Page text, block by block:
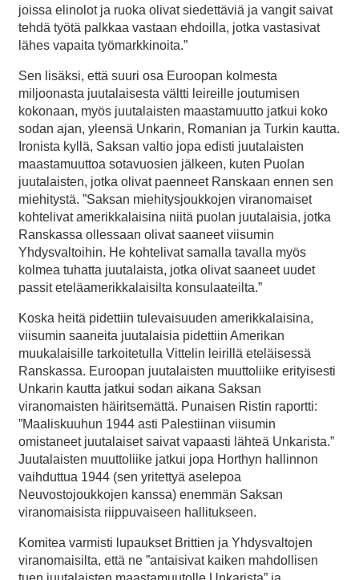
joissa elinolot ja ruoka olivat siedettäviä ja vangit saivat
tehdä työtä palkkaa vastaan ehdoilla, jotka vastasivat
lähes vapaita työmarkkinoita.”
Sen lisäksi, että suuri osa Euroopan kolmesta
miljoonasta juutalaisesta vältti leireille joutumisen
kokonaan, myös juutalaisten maastamuutto jatkui koko
sodan ajan, yleensä Unkarin, Romanian ja Turkin kautta.
Ironista kyllä, Saksan valtio jopa edisti juutalaisten
maastamuuttoa sotavuosien jälkeen, kuten Puolan
juutalaisten, jotka olivat paenneet Ranskaan ennen sen
miehitystä. ”Saksan miehitysjoukkojen viranomaiset
kohtelivat amerikkalaisina niitä puolan juutalaisia, jotka
Ranskassa ollessaan olivat saaneet viisumin
Yhdysvaltoihin. He kohtelivat samalla tavalla myös
kolmea tuhatta juutalaista, jotka olivat saaneet uudet
passit eteläamerikkalaisilta konsulaateilta.”
Koska heitä pidettiin tulevaisuuden amerikkalaisina,
viisumin saaneita juutalaisia pidettiin Amerikan
muukalaisille tarkoitetulla Vittelin leirillä eteläisessä
Ranskassa. Euroopan juutalaisten muuttoliike erityisesti
Unkarin kautta jatkui sodan aikana Saksan
viranomaisten häiritsemättä. Punaisen Ristin raportti:
”Maaliskuuhun 1944 asti Palestiinan viisumin
omistaneet juutalaiset saivat vapaasti lähteä Unkarista.”
Juutalaisten muuttoliike jatkui jopa Horthyn hallinnon
vaihduttua 1944 (sen yritettyä aselepoa
Neuvostojoukkojen kanssa) enemmän Saksan
viranomaisista riippuvaiseen hallitukseen.
Komitea varmisti lupaukset Brittien ja Yhdysvaltojen
viranomaisilta, että ne ”antaisivat kaiken mahdollisen